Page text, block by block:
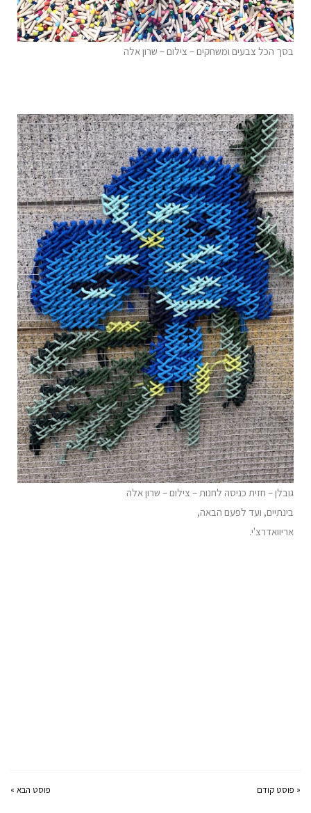
בסך הכל צבעים ומשחקים – צילום – שרון אלה
גובלן – חזית כניסה לחנות – צילום – שרון אלה
בינתיים, ועד לפעם הבאה,
אריוואדרצ'י.
« פוסט קודם פוסט הבא »